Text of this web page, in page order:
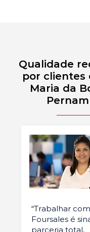
Qualidade
por clientes
Maria da
“Trabalhar
Foursales é
parceria total,